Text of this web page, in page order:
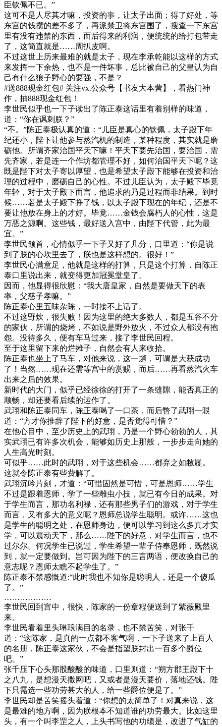
臣钦佩不已。”
这可不是人尽其才嘛，投资的事，让太子出面；得了好处，等
东宫的钱攒的差不多了，再派禁卫将东宫围了，搜查一下东宫
里有没有违禁的东西，而后得来的利润，便统统的给打包带走
了，这简直就是……周扒皮啊。
不过这世上历来最难的就是太子，现在李承乾能以这样的方式
来发挥一下余热，也不是一件坏事，总比被自己的父皇认为自
己有什么狼子野心的要强，不是？
#送888现金红包# 关注vx.公众号【书友大本营】，看热门神
作，抽888现金红包！
李世民似乎也一下子读出了陈正泰这话里有着别样的味道，
道：“你在讽刺朕？”
“不。”陈正泰极认真的道：“儿臣是真心的钦佩，太子殿下年
纪还小，陛下让他参与蒸汽机的制造，某种程度，其实就是磨
砺他。所谓齐家治国平天下嘛！平天下要先治国，要治国，需
先齐家，若是连一个作坊都管理不好，如何治国平天下呢？这
既是陛下对太子寄以厚望，也是希望太子殿下能够在投资和治
理的过程中，磨砺自己的心性。不过儿臣认为，太子殿下毕竟
年轻，对于太子殿下而言，他追求的乃是过程而非结果。到时
候……若是太子殿下挣了钱，以太子殿下现在的年纪，还是不
要让他放在身上的才好。毕竟……金钱会腐朽人的心性，这是
万恶之源啊。这些钱，最好送入宫中，由陛下代管，此为最
宜。”
李世民颔首，心情似乎一下子又好了几分，口里道：“你是说
到了朕的心坎里去了，朕也是这样想的。很好！”
李世民心满意足，他就是这样的打算，只是这个打算，自陈正
泰口里说出来，就变得更加冠冕堂皇了。
因而，他显得很欣慰：“我大唐皇家，自然是要做天下的表
率，父慈子孝嘛。”
陈正泰心里五味杂陈，一时接不上话了。
不过这野炊，很失败！因为这里的绝大多数人，都是五谷不分
的家伙，所谓的烧烤，不如说是野外放火，不过众人都没有抱
怨。没待多久，便有车马过来，接了李世民回程。
至于这里留下来的烂摊子，自然会有人来收拾。
陈正泰也坐上了马车，对他来说，这一趟，可谓是大获成功
了！当然……现在还需等宫中的赏赐，而后……再看蒸汽火车
出来之后的效果。
新时代的大门，似乎已经徐徐的打开了一条缝隙，能否真正的
顺畅，却还要看后续的运作了。
武珝和陈正泰同车，陈正泰喝了一口茶，而后瞥了武珝一眼
道：“方才你推辞了陛下的好意，是否觉得可惜？”
在他心目中，至少历史上的武珝，乃是一个野心勃勃的人，其
实武珝已有许多次机会，能够如历史上那般，一步步走向她的
人生高光时刻。
可似乎……此时的武珝，对于这些机会……都弃之如敝屣。
这就令陈正泰有些费解了。
武珝沉吟片刻，才道：“可惜固然是可惜，可是恩师……学生
不过是跟着恩师，学了一些雕虫小技，就已有今日的成果。对
于学生而言，那功名利禄，还有那些男子们的游戏，对于学生
而言，又有多大的意义呢？恩师总说学生聪明。或许……这也
是学生的聪明之处，在恩师身边，便可以学习到这么多真才实
学，可以震动天下，那么……陛下的好意，对学生而言，也不
过尔尔。何况学生已说过，学生希望一辈子侍奉恩师，既然说
到，就一定要做到。岂可因为陛下的三言两语，便改换自己的
意志呢？恩师太瞧不起学生了。”
陈正泰不禁感慨道:“此时我也不知你是聪明人，还是一个傻瓜
了。”
………………
李世民回到宫中，很快，陈家的一份章程便送到了紫薇殿里
来。
李世民看着里头琳琅满目的名录，也不禁苦笑，对张千
道：“这陈家，是真的一点都不客气啊，一下子送来了上百人
的名册，陈正泰这家伙，不会是指望朕封出一百多个爵位
吧。”
张千压下心头那股酸酸的味道，口里则道：“朔方郡王殿下十
之八九，是想漫天撒网吧，又或者是漫天要价，落地还钱。陛
下只需选一些功劳甚大的人，给一些爵位便是了。”
李世民却是苦笑摇头着道：“你想的太简单了！对真来说，这
是最难的地方啊，因为朕根本不知道谁的功劳最大。比如这里
头，有一个叫李罡之人，上头书写他的功绩是，改进了气缸的